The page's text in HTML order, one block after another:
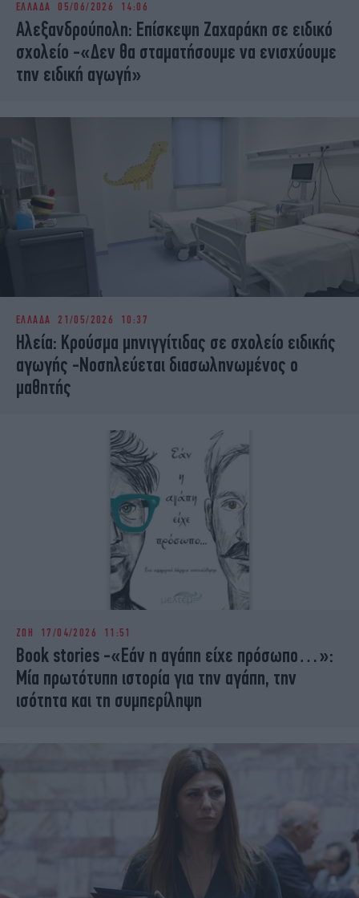
iBOOKS
OSCARS
THE OCEAN
MEDIA
ELAMEFORA
ΕΛΛΑΔΑ 05/06/2026 14:06
Αλεξανδρούπολη: Επίσκεψη Ζαχαράκη σε ειδικό
σχολείο -«Δεν θα σταματήσουμε να ενισχύουμε
την ειδική αγωγή»
ΕΛΛΑΔΑ 21/05/2026 10:37
Ηλεία: Κρούσμα μηνιγγίτιδας σε σχολείο ειδικής
αγωγής -Νοσηλεύεται διασωληνωμένος ο
μαθητής
ΖΩΗ 17/04/2026 11:51
Book stories -«Εάν η αγάπη είχε πρόσωπο…»:
Μία πρωτότυπη ιστορία για την αγάπη, την
ισότητα και τη συμπερίληψη